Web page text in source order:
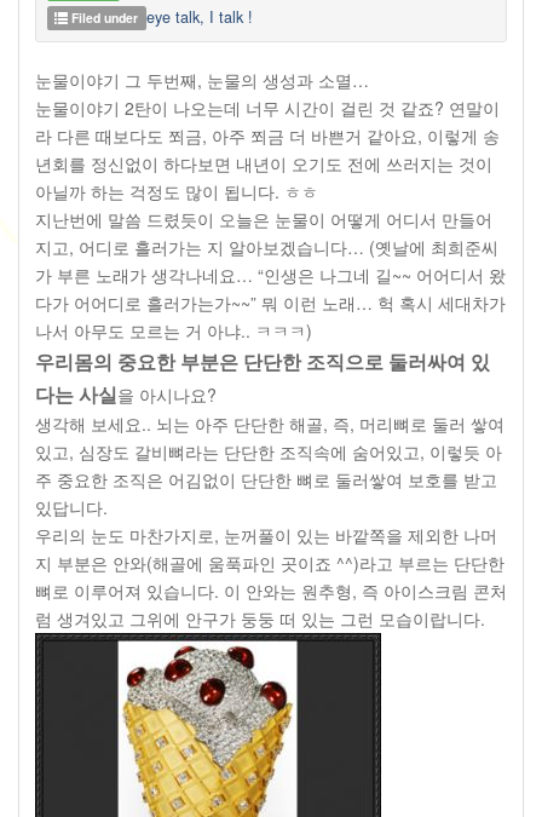
Filed under eye talk, I talk !
눈물이야기 그 두번째, 눈물의 생성과 소멸…
눈물이야기 2탄이 나오는데 너무 시간이 걸린 것 같죠? 연말이
라 다른 때보다도 쬐금, 아주 쬐금 더 바쁜거 같아요, 이렇게 송
년회를 정신없이 하다보면 내년이 오기도 전에 쓰러지는 것이
아닐까 하는 걱정도 많이 됩니다. ㅎㅎ
지난번에 말씀 드렸듯이 오늘은 눈물이 어떻게 어디서 만들어
지고, 어디로 흘러가는 지 알아보겠습니다… (옛날에 최희준씨
가 부른 노래가 생각나네요… “인생은 나그네 길~~ 어어디서 왔
다가 어어디로 흘러가는가~~” 뭐 이런 노래… 헉 혹시 세대차가
나서 아무도 모르는 거 아냐.. ㅋㅋㅋ)
우리몸의 중요한 부분은 단단한 조직으로 둘러싸여 있
다는 사실을 아시나요?
생각해 보세요.. 뇌는 아주 단단한 해골, 즉, 머리뼈로 둘러 쌓여
있고, 심장도 갈비뼈라는 단단한 조직속에 숨어있고, 이렇듯 아
주 중요한 조직은 어김없이 단단한 뼈로 둘러쌓여 보호를 받고
있답니다.
우리의 눈도 마찬가지로, 눈꺼풀이 있는 바깥쪽을 제외한 나머
지 부분은 안와(해골에 움푹파인 곳이죠 ^^)라고 부르는 단단한
뼈로 이루어져 있습니다. 이 안와는 원추형, 즉 아이스크림 콘처
럼 생겨있고 그위에 안구가 둥둥 떠 있는 그런 모습이랍니다.